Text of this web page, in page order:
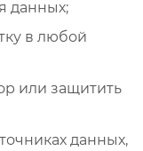
данных;
в любой
или защитить
данных,